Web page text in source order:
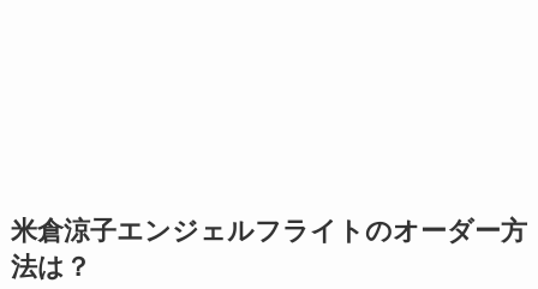
米倉涼子エンジェルフライトのオーダー方
法は？